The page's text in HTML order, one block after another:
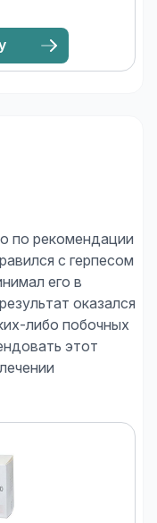
по рекомендации
с герпесом
его в
оказался
либо побочных
этот